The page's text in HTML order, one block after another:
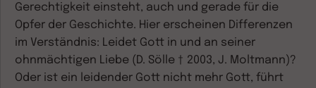
Gerechtigkeit einsteht, auch und gerade für die
Opfer der Geschichte. Hier erscheinen Differenzen
im Verständnis: Leidet Gott in und an seiner
ohnmächtigen Liebe (D. Sölle † 2003, J. Moltmann)?
Oder ist ein leidender Gott nicht mehr Gott, führt